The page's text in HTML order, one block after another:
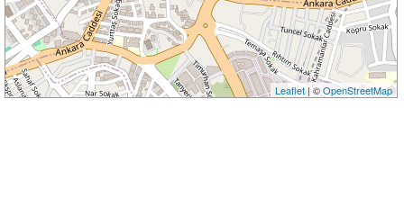
Leaflet| ©OpenStreetMap